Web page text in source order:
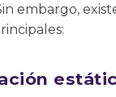
embargo,